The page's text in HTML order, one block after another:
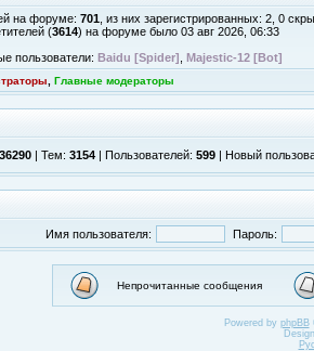
на форуме: 701 , из них зарегистрированных: 2, 0
(3614) на форуме было 03 авг 2026, 06:33
пользователи: Baidu [Spider] Majestic-12 [Bot]
Главные модераторы
36290 | Тем: 3154 | Пользователей: 599 | Новый
Имя пользователя: Пароль:
Непрочитанные сообщения
Powered by phpBB